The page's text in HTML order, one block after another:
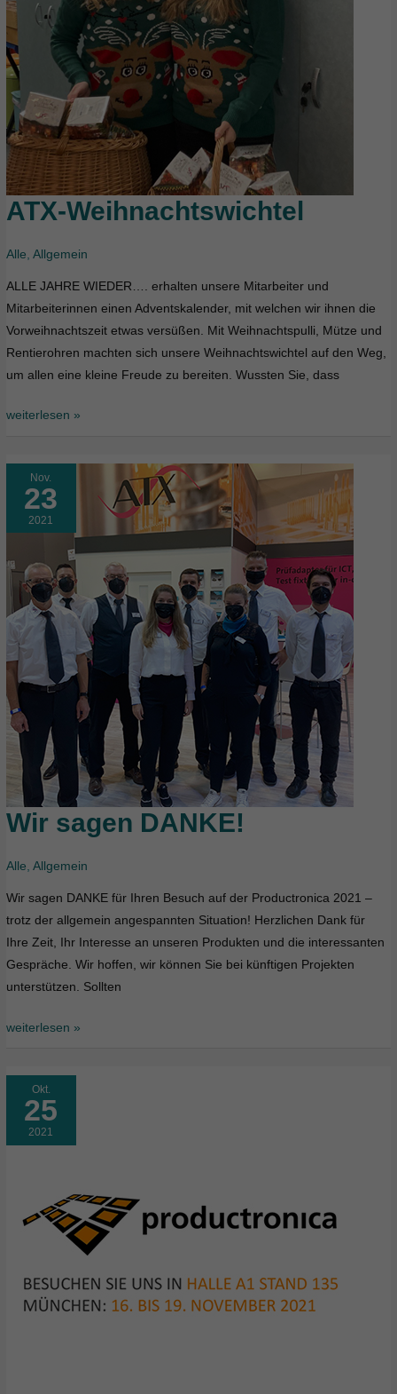
ATX-Weihnachtswichtel
Alle,Allgemein
ALLE JAHRE WIEDER…. erhalten unsere Mitarbeiter und
Mitarbeiterinnen einen Adventskalender, mit welchen wir ihnen die
Vorweihnachtszeit etwas versüßen. Mit Weihnachtspulli, Mütze und
Rentierohren machten sich unsere Weihnachtswichtel auf den Weg,
um allen eine kleine Freude zu bereiten. Wussten Sie, dass
ATX-
weiterlesen »
Nov.
23
2021
Wir sagen DANKE!
Alle,Allgemein
Wir sagen DANKE für Ihren Besuch auf der Productronica 2021 –
trotz der allgemein angespannten Situation! Herzlichen Dank für
Ihre Zeit, Ihr Interesse an unseren Produkten und die interessanten
Gespräche. Wir hoffen, wir können Sie bei künftigen Projekten
unterstützen. Sollten
Wir
DANKE!
weiterlesen »
Okt.
25
2021